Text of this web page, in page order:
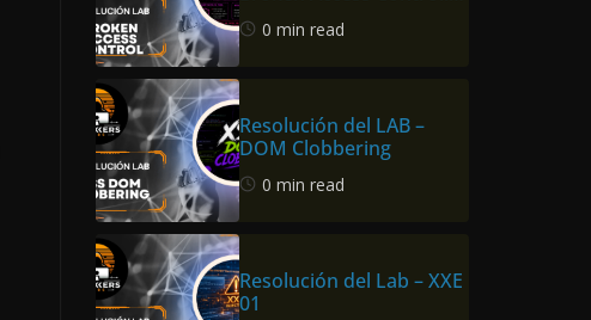
rol vía JWT sin verificar
firma0 min read
Resolución del LAB –
DOM Clobbering
0 min read
Resolución del Lab – XXE
01